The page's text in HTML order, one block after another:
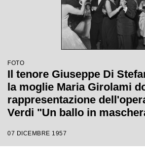
FOTO
Il tenore Giuseppe Di
la moglie Maria Girolami
rappresentazione
Verdi "Un ballo in
Margherita Wallmann con
07 DICEMBRE 1957